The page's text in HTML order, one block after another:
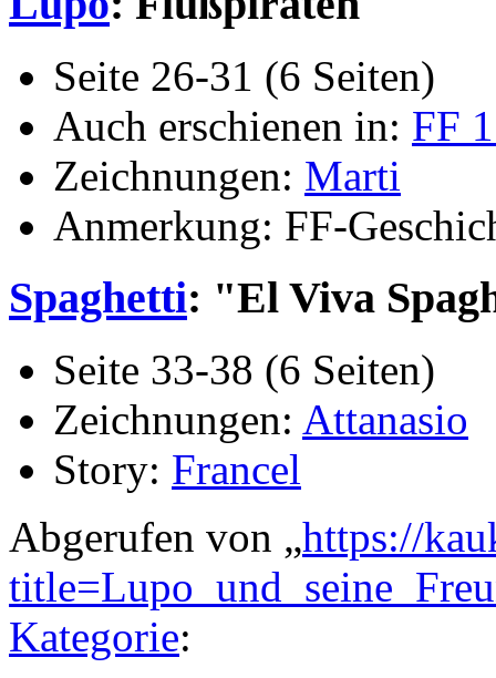
Seite 26-31 (6 Seiten)
Auch erschienen in: FF
Zeichnungen: Marti
Anmerkung: FF-
Spaghetti: "El Viva
Seite 33-38 (6 Seiten)
Zeichnungen: Attanasio
Story: Francel
Abgerufen von „https://
Kategorie: